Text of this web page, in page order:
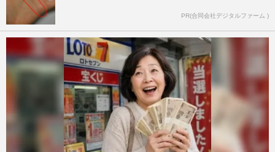
PR(合同会社デジタルファーム )